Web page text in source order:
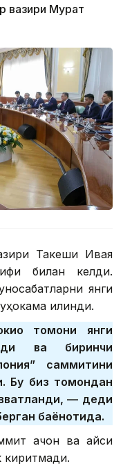
вазири Мурат
Такеши Ивая
билан келди.
янги
қилинди.
томони янги
ва биринчи
саммитини
Бу биз томондан
— деди
баёнотида.
қачон ва қайси
киритмади.